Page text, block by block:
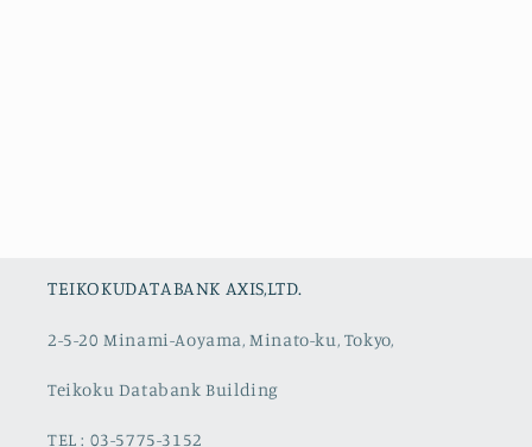
TEIKOKUDATABANK AXIS,LTD.
2-5-20 Minami-Aoyama, Minato-ku, Tokyo,
Teikoku Databank Building
TEL : 03-5775-3152